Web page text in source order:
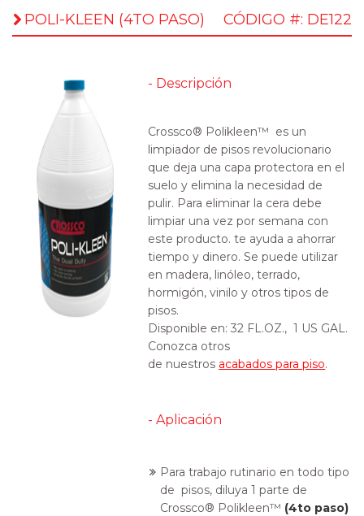
POLI-KLEEN (4TO PASO) CÓDIGO #: DE122
- Descripción
Crossco® Polikleen™ es un
limpiador de pisos revolucionario
que deja una capa protectora en el
suelo y elimina la necesidad de
pulir. Para eliminar la cera debe
limpiar una vez por semana con
este producto. te ayuda a ahorrar
tiempo y dinero. Se puede utilizar
en madera, linóleo, terrado,
hormigón, vinilo y otros tipos de
pisos.
Disponible en: 32 FL.OZ., 1 US GAL.
Conozca otros
de nuestros acabados para piso.
- Aplicación
Para trabajo rutinario en todo tipo
de pisos, diluya 1 parte de
Crossco® Polikleen™ (4to paso)